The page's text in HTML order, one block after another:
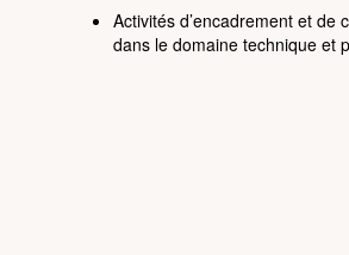
Activités d’encadrement et
dans le domaine technique et